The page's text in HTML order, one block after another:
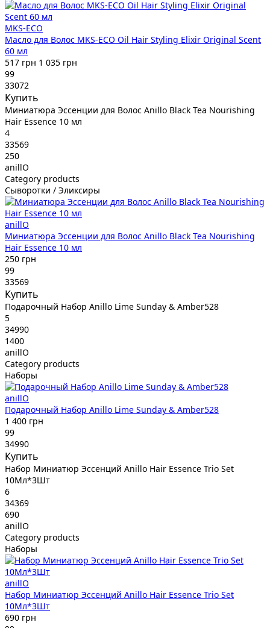
MKS-ECO
Масло для Волос MKS-ECO Oil Hair Styling Elixir Original Scent
60 мл
517 грн 1 035 грн
99
33072
Купить
Миниатюра Эссенции для Волос Anillo Black Tea Nourishing
Hair Essence 10 мл
4
33569
250
anillO
Category products
Сыворотки / Эликсиры
anillO
Миниатюра Эссенции для Волос Anillo Black Tea Nourishing
Hair Essence 10 мл
250 грн
99
33569
Купить
Подарочный Набор Anillo Lime Sunday & Amber528
5
34990
1400
anillO
Category products
Наборы
anillO
Подарочный Набор Anillo Lime Sunday & Amber528
1 400 грн
99
34990
Купить
Набор Миниатюр Эссенций Anillo Hair Essence Trio Set
10Мл*3Шт
6
34369
690
anillO
Category products
Наборы
anillO
Набор Миниатюр Эссенций Anillo Hair Essence Trio Set
10Мл*3Шт
690 грн